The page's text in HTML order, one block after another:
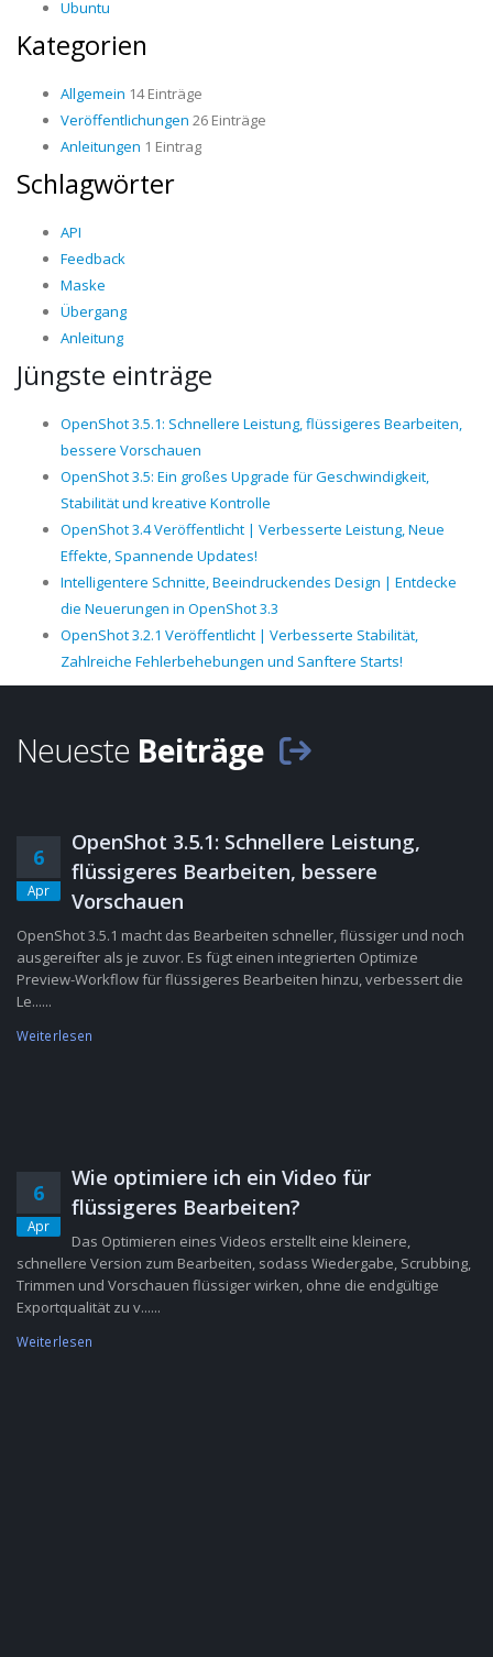
Ubuntu
Kategorien
Allgemein 14 Einträge
Veröffentlichungen 26 Einträge
Anleitungen 1 Eintrag
Schlagwörter
API
Feedback
Maske
Übergang
Anleitung
Jüngste einträge
OpenShot 3.5.1: Schnellere Leistung, flüssigeres Bearbeiten,
bessere Vorschauen
OpenShot 3.5: Ein großes Upgrade für Geschwindigkeit,
Stabilität und kreative Kontrolle
OpenShot 3.4 Veröffentlicht | Verbesserte Leistung, Neue
Effekte, Spannende Updates!
Intelligentere Schnitte, Beeindruckendes Design | Entdecke
die Neuerungen in OpenShot 3.3
OpenShot 3.2.1 Veröffentlicht | Verbesserte Stabilität,
Zahlreiche Fehlerbehebungen und Sanftere Starts!
Neueste Beiträge
6
Apr
OpenShot 3.5.1: Schnellere Leistung,
flüssigeres Bearbeiten, bessere
Vorschauen
OpenShot 3.5.1 macht das Bearbeiten schneller, flüssiger und noch
ausgereifter als je zuvor. Es fügt einen integrierten Optimize
Preview-Workflow für flüssigeres Bearbeiten hinzu, verbessert die
Le......
Weiterlesen
6
Apr
Wie optimiere ich ein Video für
flüssigeres Bearbeiten?
Das Optimieren eines Videos erstellt eine kleinere,
schnellere Version zum Bearbeiten, sodass Wiedergabe, Scrubbing,
Trimmen und Vorschauen flüssiger wirken, ohne die endgültige
Exportqualität zu v......
Weiterlesen